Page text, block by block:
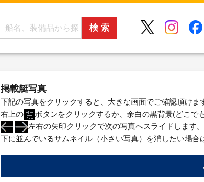
掲載艇写真
下記の写真をクリックすると、大きな画面でご確認頂けま
右上の
ボタンをクリックするか、余白の黒背景(どこで
左右の矢印クリックで次の写真へスライドします。
下に並んでいるサムネイル（小さい写真）を消したい場合